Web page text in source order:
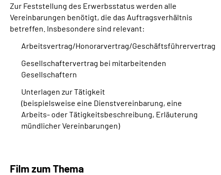
Zur Feststellung des Erwerbsstatus werden alle
Vereinbarungen benötigt, die das Auftragsverhältnis
betreffen. Insbesondere sind relevant:
Arbeitsvertrag/Honorarvertrag/Geschäftsführervertrag
Gesellschaftervertrag bei mitarbeitenden
Gesellschaftern
Unterlagen zur Tätigkeit
(beispielsweise eine Dienstvereinbarung, eine
Arbeits- oder Tätigkeitsbeschreibung, Erläuterung
mündlicher Vereinbarungen)
Film zum Thema